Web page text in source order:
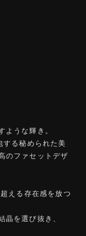
ような輝き。
る秘められた美
のファセットデザ
える存在感を放つ
晶を選び抜き、